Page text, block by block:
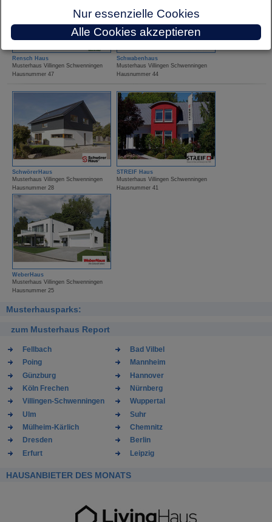
Rensch Haus
Musterhaus Villingen Schwenningen
Hausnummer 47
Schwabenhaus
Musterhaus Villingen Schwenningen
Hausnummer 44
SchwörerHaus
Musterhaus Villingen Schwenningen
Hausnummer 28
STREIF Haus
Musterhaus Villingen Schwenningen
Hausnummer 41
WeberHaus
Musterhaus Villingen Schwenningen
Hausnummer 25
Musterhausparks:
zum Musterhaus Report
Fellbach
Bad Vilbel
Poing
Mannheim
Günzburg
Hannover
Köln Frechen
Nürnberg
Villingen-Schwenningen
Wuppertal
Ulm
Suhr
Mülheim-Kärlich
Chemnitz
Dresden
Berlin
Erfurt
Leipzig
HAUSANBIETER DES MONATS
Nur essenzielle Cookies
Alle Cookies akzeptieren